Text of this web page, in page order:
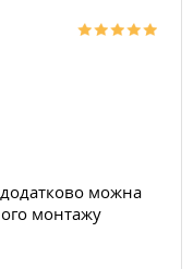
можна
монтажу